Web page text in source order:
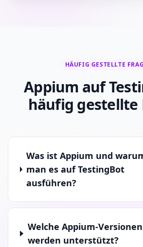
HÄUFIG GESTELLTE
Appium auf
häufig gestellte
Was ist Appium und
man es auf TestingBot
ausführen?
Welche Appium-Versionen
werden unterstützt?